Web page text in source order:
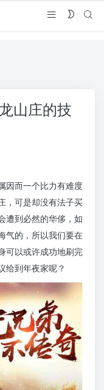
山庄的技
因而一个比力有难度
，可是却没有法子买
遭到必然的华侈，如
气的，所以我们要在
可以或许成功地刷完
给到年夜家呢？